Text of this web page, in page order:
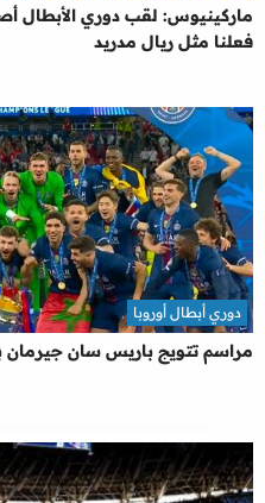
ماركينيوس: لقب دوري الأبطال
فعلنا مثل ريال مدريد
مراسم تتويج باريس سان جيرمان
دوري أبطال أوروبا